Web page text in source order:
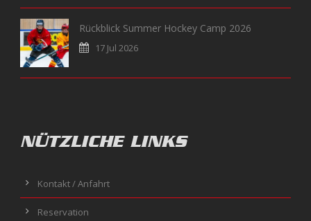
Rückblick Summer Hockey Camp 2026
17 Jul 2026
NÜTZLICHE LINKS
Kontakt / Anfahrt
Reservation